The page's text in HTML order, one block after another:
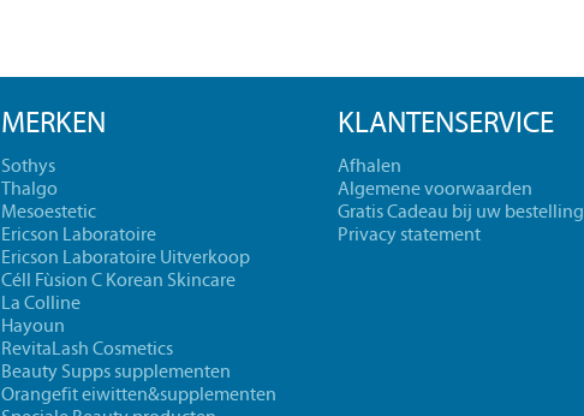
MERKEN
Sothys
Thalgo
Mesoestetic
Ericson Laboratoire
Ericson Laboratoire Uitverkoop
Céll Fùsion C Korean Skincare
La Colline
Hayoun
RevitaLash Cosmetics
Beauty Supps supplementen
Orangefit eiwitten&supplementen
KLANTENSERVICE
Afhalen
Algemene voorwaarden
Gratis Cadeau bij uw bestelling
Privacy statement